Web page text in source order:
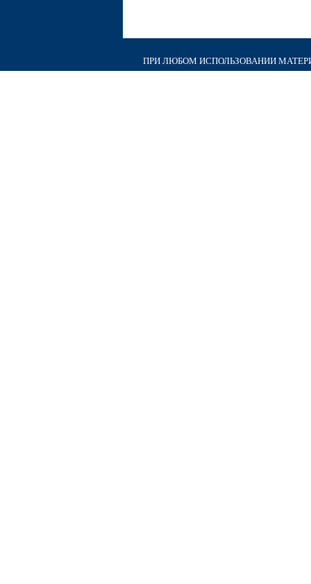
ПРИ ЛЮБОМ ИСПОЛЬЗОВАНИИ